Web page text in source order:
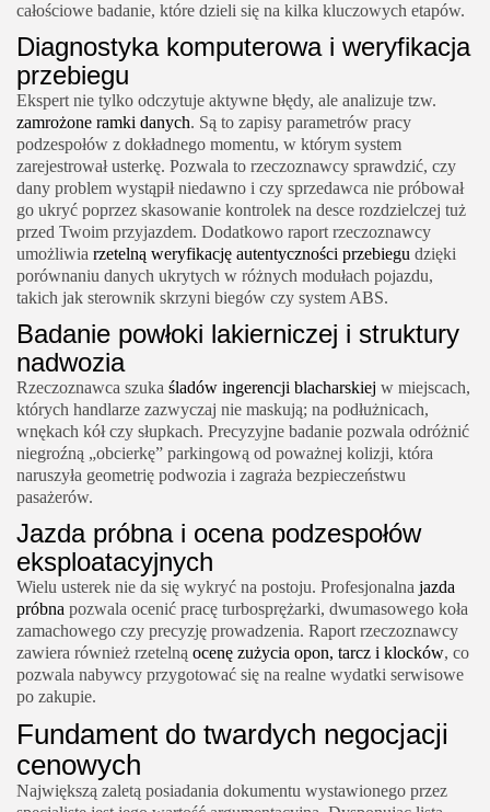
całościowe badanie, które dzieli się na kilka kluczowych etapów.
Diagnostyka komputerowa i weryfikacja
przebiegu
Ekspert nie tylko odczytuje aktywne błędy, ale analizuje tzw.
zamrożone ramki danych. Są to zapisy parametrów pracy
podzespołów z dokładnego momentu, w którym system
zarejestrował usterkę. Pozwala to rzeczoznawcy sprawdzić, czy
dany problem wystąpił niedawno i czy sprzedawca nie próbował
go ukryć poprzez skasowanie kontrolek na desce rozdzielczej tuż
przed Twoim przyjazdem. Dodatkowo raport rzeczoznawcy
umożliwia rzetelną weryfikację autentyczności przebiegu dzięki
porównaniu danych ukrytych w różnych modułach pojazdu,
takich jak sterownik skrzyni biegów czy system ABS.
Badanie powłoki lakierniczej i struktury
nadwozia
Rzeczoznawca szuka śladów ingerencji blacharskiej w miejscach,
których handlarze zazwyczaj nie maskują; na podłużnicach,
wnękach kół czy słupkach. Precyzyjne badanie pozwala odróżnić
niegroźną „obcierkę” parkingową od poważnej kolizji, która
naruszyła geometrię podwozia i zagraża bezpieczeństwu
pasażerów.
Jazda próbna i ocena podzespołów
eksploatacyjnych
Wielu usterek nie da się wykryć na postoju. Profesjonalna jazda
próbna pozwala ocenić pracę turbosprężarki, dwumasowego koła
zamachowego czy precyzję prowadzenia. Raport rzeczoznawcy
zawiera również rzetelną ocenę zużycia opon, tarcz i klocków, co
pozwala nabywcy przygotować się na realne wydatki serwisowe
po zakupie.
Fundament do twardych negocjacji
cenowych
Największą zaletą posiadania dokumentu wystawionego przez